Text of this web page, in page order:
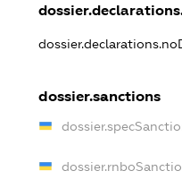
dossier.sanctions